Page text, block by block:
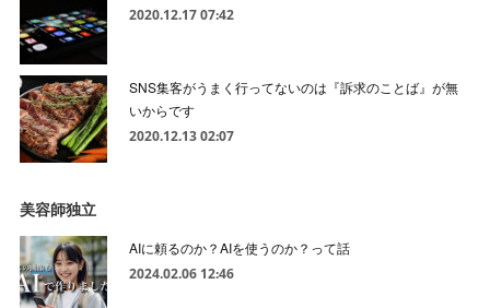
2020.12.17 07:42
SNS集客がうまく行ってないのは『訴求のことば』が無
いからです
2020.12.13 02:07
美容師独立
AIに頼るのか？AIを使うのか？って話
2024.02.06 12:46